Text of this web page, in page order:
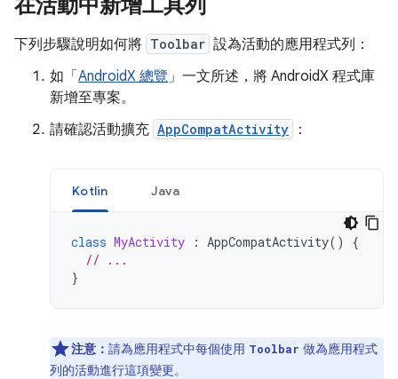
下列步驟說明如何將 Toolbar 設為活動的應用程式列：
如「AndroidX 總覽 」一文所述，將 AndroidX 程式庫
新增至專案。
請確認活動擴充 AppCompatActivity ：
Kotlin Java
class MyActivity : AppCompatActivity()
{
// ...
}
注意： 請為應用程式中每個使用 Toolbar 做為應用程式
列的活動進行這項變更。